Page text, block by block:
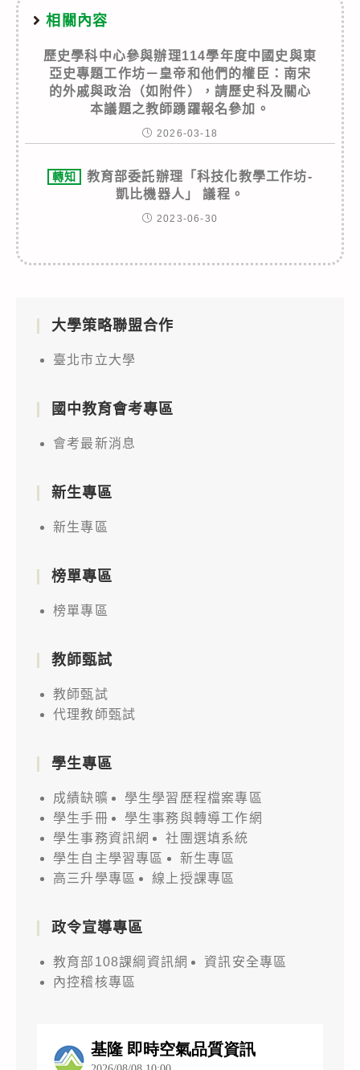
相關內容
歷史學科中心參與辦理114學年度中國史與東
亞史專題工作坊－皇帝和他們的權臣：南宋
的外戚與政治（如附件），請歷史科及關心
本議題之教師踴躍報名參加。
2026-03-18
轉知
教育部委託辦理「科技化教學工作坊-
凱比機器人」 議程。
2023-06-30
大學策略聯盟合作
臺北市立大學
國中教育會考專區
會考最新消息
新生專區
新生專區
榜單專區
榜單專區
教師甄試
教師甄試
代理教師甄試
學生專區
成績缺曠
學生學習歷程檔案專區
學生手冊
學生事務與轉導工作網
學生事務資訊網
社團選填系統
學生自主學習專區
新生專區
高三升學專區
線上授課專區
政令宣導專區
教育部108課綱資訊網
資訊安全專區
內控稽核專區